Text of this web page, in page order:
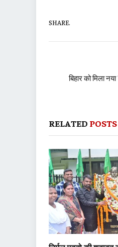
SHARE.
बिहार को मिला
RELATED POSTS